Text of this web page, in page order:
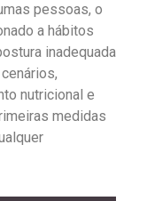
pessoas, o
a hábitos
inadequada
nutricional e
medidas